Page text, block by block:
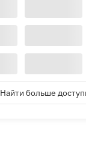
Найти больше